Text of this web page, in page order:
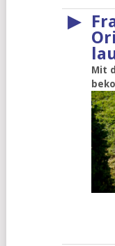
▶
Mit